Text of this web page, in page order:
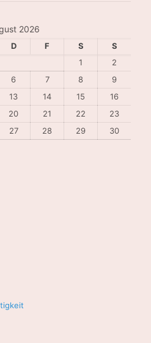
2026
D F S
S
1
2
6 7 8
9
13 14 15
16
20 21 22
23
27 28 29
30